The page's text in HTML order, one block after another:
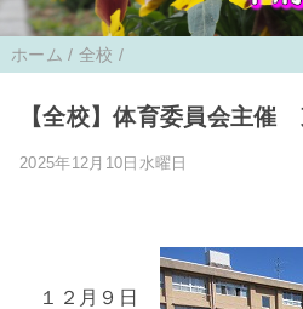
ホーム / 全校 /
【全校】体育委員会主催
2025年12月10日水曜日
１２月９日